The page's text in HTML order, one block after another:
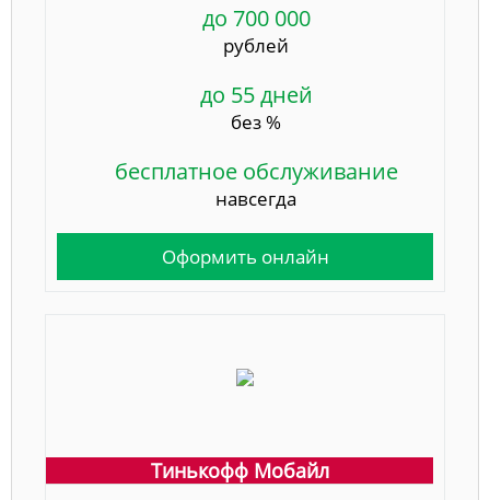
до 700 000
рублей
до 55 дней
без %
бесплатное обслуживание
навсегда
Оформить онлайн
Тинькофф Мобайл